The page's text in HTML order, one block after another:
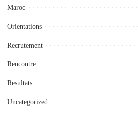
Maroc
Orientations
Recrutement
Rencontre
Resultats
Uncategorized